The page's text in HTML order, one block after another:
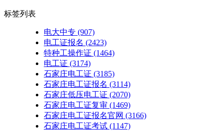
标签列表
电大中专 (907)
电工证报名 (2423)
特种工操作证 (1464)
电工证 (3174)
石家庄电工证 (3185)
石家庄电工证报名 (3114)
石家庄低压电工证 (2070)
石家庄电工证复审 (1469)
石家庄电工证报名官网 (3166)
石家庄电工证考试 (1147)